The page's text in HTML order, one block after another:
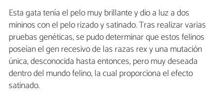
Esta gata tenía el pelo muy brillante y dio a luz a dos
mininos con el pelo rizado y satinado. Tras realizar varias
pruebas genéticas, se pudo determinar que estos felinos
poseían el gen recesivo de las razas rex y una mutación
única, desconocida hasta entonces, pero muy deseada
dentro del mundo felino, la cual proporciona el efecto
satinado.